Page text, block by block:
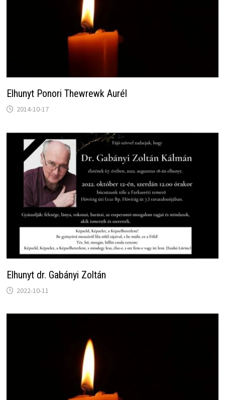
Elhunyt Ponori Thewrewk Aurél
2014-10-17
Elhunyt dr. Gabányi Zoltán
2022-10-11